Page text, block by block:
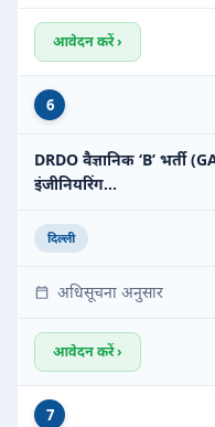
आवेदन करें ›
6
DRDO वैज्ञानिक ‘B’ भर्ती
इंजीनियरिंग…
दिल्ली
अधिसूचना अनुसार
आवेदन करें ›
7